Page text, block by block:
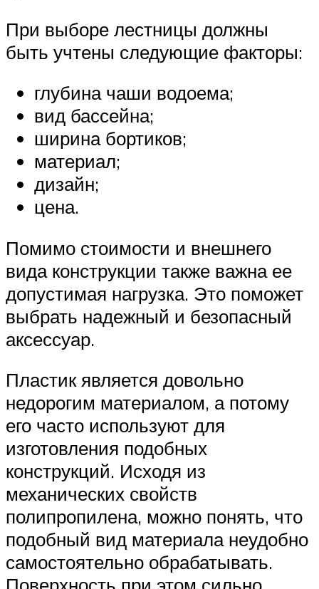
При выборе лестницы должны
быть учтены следующие факторы:
глубина чаши водоема;
вид бассейна;
ширина бортиков;
материал;
дизайн;
цена.
Помимо стоимости и внешнего
вида конструкции также важна ее
допустимая нагрузка. Это поможет
выбрать надежный и безопасный
аксессуар.
Пластик является довольно
недорогим материалом, а потому
его часто используют для
изготовления подобных
конструкций. Исходя из
механических свойств
полипропилена, можно понять, что
подобный вид материала неудобно
самостоятельно обрабатывать.